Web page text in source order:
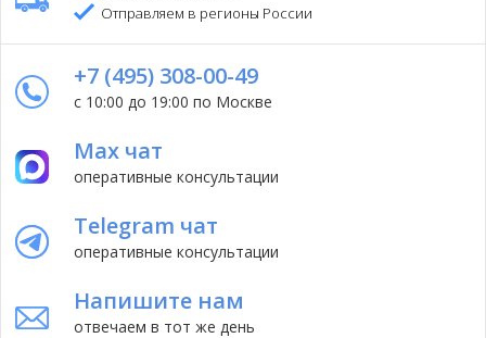
Отправляем в регионы России
+7 (495) 308-00-49
с 10:00 до 19:00 по Москве
Max чат
оперативные консультации
Telegram чат
оперативные консультации
Напишите нам
отвечаем в тот же день